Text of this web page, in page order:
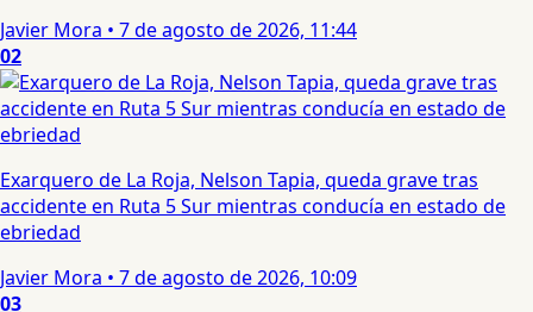
Javier Mora • 7 de agosto de 2026, 11:44
02
Exarquero de La Roja, Nelson Tapia, queda grave tras
accidente en Ruta 5 Sur mientras conducía en estado de
ebriedad
Javier Mora • 7 de agosto de 2026, 10:09
03